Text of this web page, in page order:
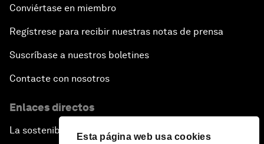
Esta página web usa cookies
Conviértase en miembro
Regístrese para recibir nuestras notas de prensa
Suscríbase a nuestros boletines
Contacte con nosotros
Enlaces directos
La sostenibilidad en el Foro